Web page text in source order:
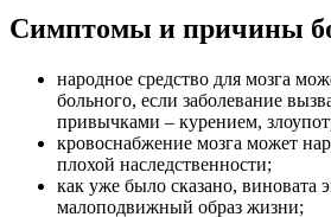
Симптомы и причины
народное средство для мозга
больного, если заболевание
привычками – курением,
кровоснабжение мозга может
плохой наследственности;
как уже было сказано, виновата
малоподвижный образ жизни;